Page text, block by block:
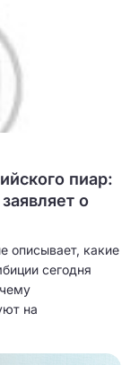
пиар:
о
описывает, какие
сегодня
на